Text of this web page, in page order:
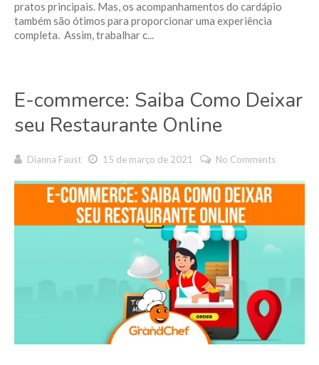
pratos principais. Mas, os acompanhamentos do cardápio
também são ótimos para proporcionar uma experiência
completa. Assim, trabalhar c...
E-commerce: Saiba Como Deixar
seu Restaurante Online
Dianna Faust 15 de março de 2021 No Comments